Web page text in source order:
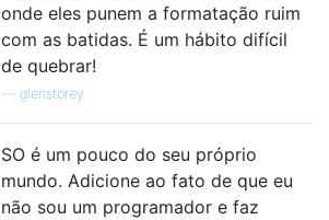
onde eles punem a formatação ruim
com as batidas. É um hábito difícil
de quebrar!
glenstorey
SO é um pouco do seu próprio
mundo. Adicione ao fato de que eu
não sou um programador e faz